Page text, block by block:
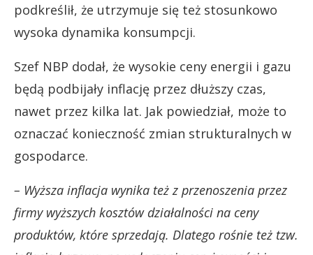
podkreślił, że utrzymuje się też stosunkowo
wysoka dynamika konsumpcji.
Szef NBP dodał, że wysokie ceny energii i gazu
będą podbijały inflację przez dłuższy czas,
nawet przez kilka lat. Jak powiedział, może to
oznaczać konieczność zmian strukturalnych w
gospodarce.
– Wyższa inflacja wynika też z przenoszenia przez
firmy wyższych kosztów działalności na ceny
produktów, które sprzedają. Dlatego rośnie też tzw.